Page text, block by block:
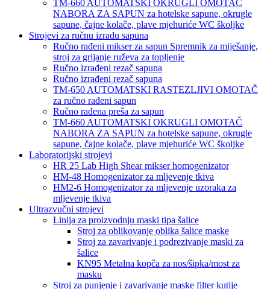
TM-660 AUTOMATSKI OKRUGLI OMOTAČ
NABORA ZA SAPUN za hotelske sapune, okrugle
sapune, čajne kolače, plave mjehuriće WC školjke
Strojevi za ručnu izradu sapuna
Ručno rađeni mikser za sapun Spremnik za miješanje,
stroj za grijanje ruževa za topljenje
Ručno izrađeni rezač sapuna
Ručno izrađeni rezač sapuna
TM-650 AUTOMATSKI RASTEZLJIVI OMOTAČ
za ručno rađeni sapun
Ručno rađena preša za sapun
TM-660 AUTOMATSKI OKRUGLI OMOTAČ
NABORA ZA SAPUN za hotelske sapune, okrugle
sapune, čajne kolače, plave mjehuriće WC školjke
Laboratorijski strojevi
HR 25 Lab High Shear mikser homogenizator
HM-48 Homogenizator za mljevenje tkiva
HM2-6 Homogenizator za mljevenje uzoraka za
mljevenje tkiva
Ultrazvučni strojevi
Linija za proizvodnju maski tipa šalice
Stroj za oblikovanje oblika šalice maske
Stroj za zavarivanje i podrezivanje maski za
šalice
KN95 Metalna kopča za nos/šipka/most za
masku
Stroj za punjenje i zavarivanje maske filter kutije